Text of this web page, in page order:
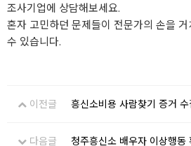
조사기업에 상담해보세요.
혼자 고민하던 문제들이 전문가의 손을
수 있습니다.
이전글
흥신소비용 사람찾기 증거
다음글
청주흥신소 배우자 이상행